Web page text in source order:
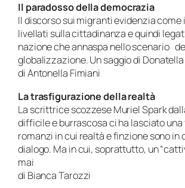
Il paradosso della democrazia
Il discorso sui migranti evidenzia
livellati sulla cittadinanza e quindi
nazione che annaspa nello scenario
globalizzazione. Un saggio di
di Antonella Fimiani
La trasfigurazione della realtà
La scrittrice scozzese Muriel Spark
difficile e burrascosa ci ha lasciato una
romanzi in cui realtà e finzione sono in
dialogo. Ma in cui, soprattutto, un
mai
di Bianca Tarozzi